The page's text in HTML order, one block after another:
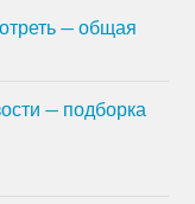
— общая
— подборка